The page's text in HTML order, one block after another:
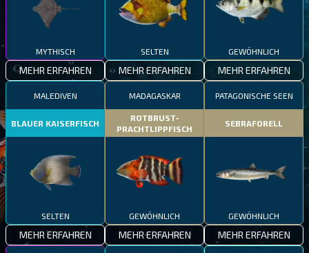
MYTHISCH
MEHR ERFAHREN
SELTEN
MEHR ERFAHREN
GEWÖHNLICH
MEHR ERFAHREN
MALEDIVEN
BLAUER KAISERFISCH
SELTEN
MEHR ERFAHREN
MADAGASKAR
ROTBRUST-
PRACHTLIPPFISCH
GEWÖHNLICH
MEHR ERFAHREN
PATAGONISCHE SEEN
SEBRAFORELL
GEWÖHNLICH
MEHR ERFAHREN